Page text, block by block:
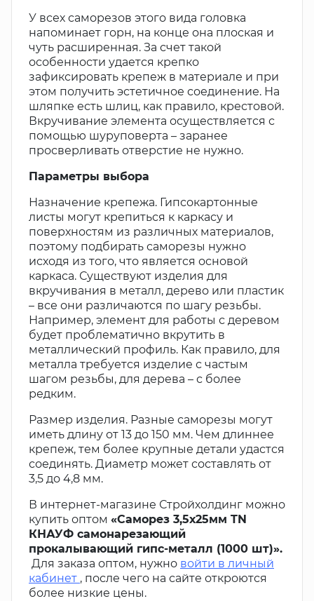
У всех саморезов этого вида головка
напоминает горн, на конце она плоская и
чуть расширенная. За счет такой
особенности удается крепко
зафиксировать крепеж в материале и при
этом получить эстетичное соединение. На
шляпке есть шлиц, как правило, крестовой.
Вкручивание элемента осуществляется с
помощью шуруповерта – заранее
просверливать отверстие не нужно.
Параметры выбора
Назначение крепежа. Гипсокартонные
листы могут крепиться к каркасу и
поверхностям из различных материалов,
поэтому подбирать саморезы нужно
исходя из того, что является основой
каркаса. Существуют изделия для
вкручивания в металл, дерево или пластик
– все они различаются по шагу резьбы.
Например, элемент для работы с деревом
будет проблематично вкрутить в
металлический профиль. Как правило, для
металла требуется изделие с частым
шагом резьбы, для дерева – с более
редким.
Размер изделия. Разные саморезы могут
иметь длину от 13 до 150 мм. Чем длиннее
крепеж, тем более крупные детали удастся
соединять. Диаметр может составлять от
3,5 до 4,8 мм.
В интернет-магазине Стройхолдинг можно
купить оптом «Саморез 3,5х25мм TN
КНАУФ самонарезающий
прокалывающий гипс-металл (1000 шт)».
Для заказа оптом, нужно войти в личный
кабинет , после чего на сайте откроются
более низкие цены.